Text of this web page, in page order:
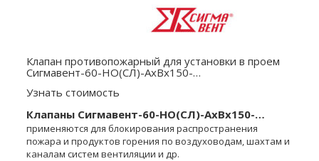
Клапан противопожарный для установки в проем
Сигмавент-60-НО(СЛ)-АхВx150-…
Узнать стоимость
Клапаны Сигмавент-60-НО(СЛ)-АхВx150-…
применяются для блокирования распространения
пожара и продуктов горения по воздуховодам, шахтам и
каналам систем вентиляции и др.